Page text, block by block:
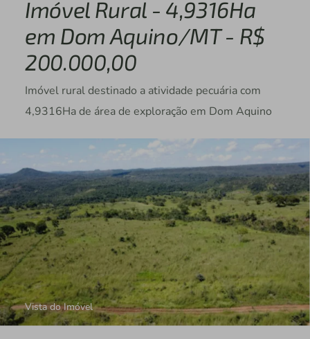
Imóvel Rural - 4,9316Ha
em Dom Aquino/MT - R$
200.000,00
Imóvel rural destinado a atividade pecuária com
4,9316Ha de área de exploração em Dom Aquino
Vista do Imóvel